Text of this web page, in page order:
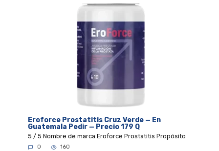
Eroforce Prostatitis Cruz Verde — En
Guatemala Pedir — Precio 179 Q
5 / 5 Nombre de marca Eroforce Prostatitis Propósito
0 160